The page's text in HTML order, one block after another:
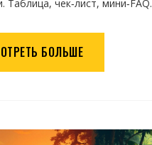
Таблица, чек‑лист, мини‑FAQ.
БОЛЬШЕ